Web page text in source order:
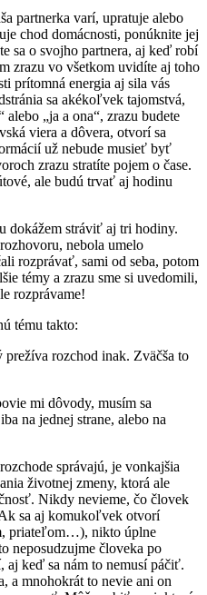
partnerka varí, upratuje alebo
chod domácnosti, ponúknite jej
sa o svojho partnera, aj keď robí
zrazu vo všetkom uvidíte aj toho
prítomná energia aj sila vás
sa akékoľvek tajomstvá,
alebo „ja a ona“, zrazu budete
viera a dôvera, otvorí sa
už nebude musieť byť
zrazu stratíte pojem o čase.
ale budú trvať aj hodinu
dokážem stráviť aj tri hodiny.
nebola umelo
rozprávať, sami od seba, potom
témy a zrazu sme si uvedomili,
rozprávame!
tému takto:
rozchod inak. Zväčša to
mi dôvody, musím sa
na jednej strane, alebo na
správajú, je vonkajšia
životnej zmeny, ktorá ale
Nikdy nevieme, čo človek
sa aj komukoľvek otvorí
priateľom…), nikto úplne
neposudzujme človeka po
aj keď sa nám to nemusí páčiť.
a mnohokrát to nevie ani on